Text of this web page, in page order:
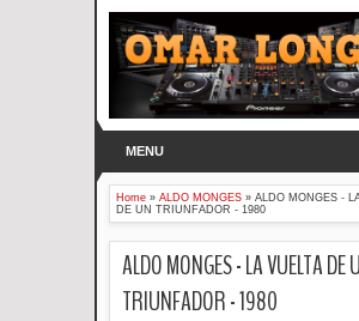
MENU
Home » ALDO MONGES » ALDO MONGES -
DE UN TRIUNFADOR - 1980
ALDO MONGES - LA VUELTA DE
TRIUNFADOR - 1980